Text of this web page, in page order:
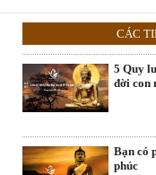
CÁC
5 Quy
đời con
Bạn có
phúc